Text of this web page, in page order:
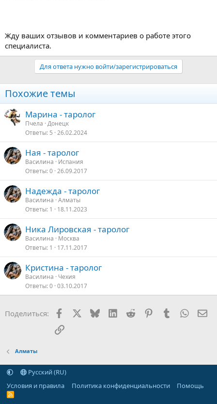
Жду ваших отзывов и комментариев о работе этого
специалиста.
Для ответа нужно войти/зарегистрироваться
Похожие темы
Марина - таролог
Пчела Донецк
Ответы 5 26.02.2024
Ная - таролог
Василина
Испания
Ответы 0 26.09.2017
Надежда - таролог
Василина Алматы
Ответы 1 18.11.2023
Ника Лировская - таролог
Василина
Москва
Ответы 1 17.11.2017
Кристина - таролог
Василина
Чехия
Ответы 0 03.10.2017
Поделиться: Facebook BlueskyLinkedIn
Reddit PinterestTumblr
Ссылка
Алматы
Русский (RU)
Условия и правила
Политика конфиденциальности Помощь
R